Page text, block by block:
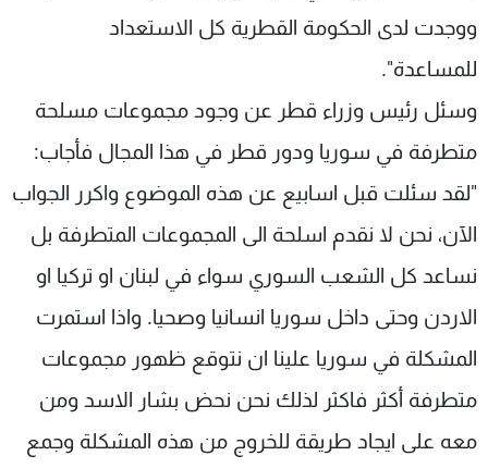
ووجدت لدى الحكومة القطرية كل الاستعداد
للمساعدة".
وسئل رئيس وزراء قطر عن وجود مجموعات مسلحة
متطرفة في سوريا ودور قطر في هذا المجال فأجاب:
"لقد سئلت قبل اسابيع عن هذه الموضوع واكرر الجواب
الآن، نحن لا نقدم اسلحة الى المجموعات المتطرفة بل
نساعد كل الشعب السوري سواء في لبنان او تركيا او
الاردن وحتى داخل سوريا انسانيا وصحيا. واذا استمرت
المشكلة في سوريا علينا ان نتوقع ظهور مجموعات
متطرفة أكثر فاكثر لذلك نحن نحض بشار الاسد ومن
معه على ايجاد طريقة للخروج من هذه المشكلة وجمع